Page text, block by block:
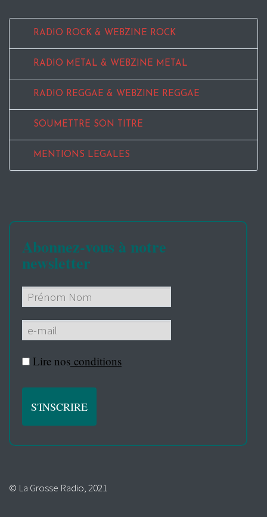
RADIO ROCK & WEBZINE ROCK
RADIO METAL & WEBZINE METAL
RADIO REGGAE & WEBZINE REGGAE
SOUMETTRE SON TITRE
MENTIONS LEGALES
Abonnez-vous à notre
newsletter
Lire nos conditions
© La Grosse Radio, 2021